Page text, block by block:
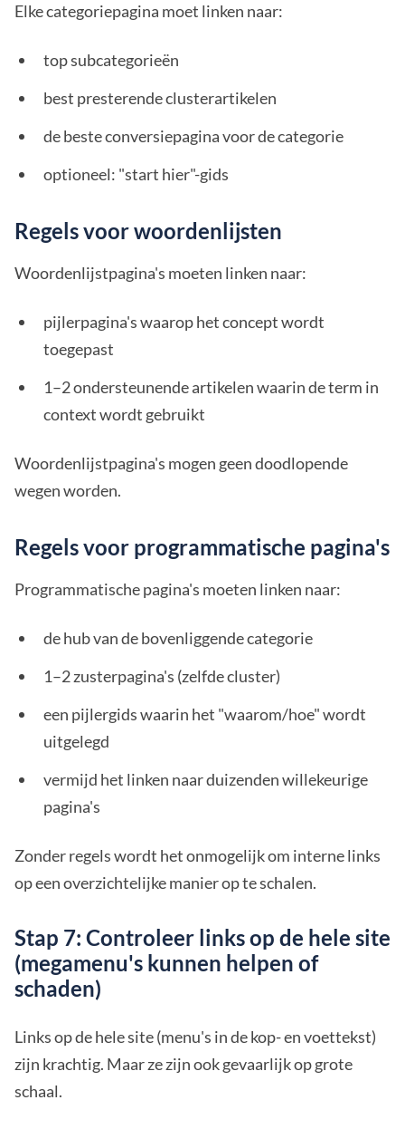
Elke categoriepagina moet linken naar:
top subcategorieën
best presterende clusterartikelen
de beste conversiepagina voor de categorie
optioneel: "start hier"-gids
Regels voor woordenlijsten
Woordenlijstpagina's moeten linken naar:
pijlerpagina's waarop het concept wordt
toegepast
1–2 ondersteunende artikelen waarin de term in
context wordt gebruikt
Woordenlijstpagina's mogen geen doodlopende
wegen worden.
Regels voor programmatische pagina's
Programmatische pagina's moeten linken naar:
de hub van de bovenliggende categorie
1–2 zusterpagina's (zelfde cluster)
een pijlergids waarin het "waarom/hoe" wordt
uitgelegd
vermijd het linken naar duizenden willekeurige
pagina's
Zonder regels wordt het onmogelijk om interne links
op een overzichtelijke manier op te schalen.
Stap 7: Controleer links op de hele site
(megamenu's kunnen helpen of
schaden)
Links op de hele site (menu's in de kop- en voettekst)
zijn krachtig. Maar ze zijn ook gevaarlijk op grote
schaal.